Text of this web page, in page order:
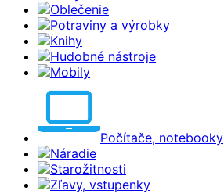
Oblečenie
Potraviny a výrobky
Knihy
Hudobné nástroje
Mobily
Počítače, notebooky
Náradie
Starožitnosti
Zľavy, vstupenky